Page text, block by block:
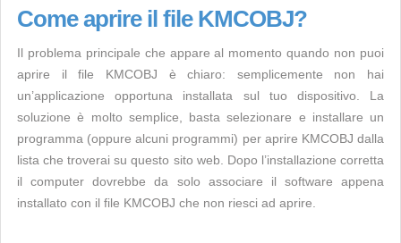
Come aprire il file KMCOBJ?
Il problema principale che appare al momento quando non puoi
aprire il file KMCOBJ è chiaro: semplicemente non hai
un’applicazione opportuna installata sul tuo dispositivo. La
soluzione è molto semplice, basta selezionare e installare un
programma (oppure alcuni programmi) per aprire KMCOBJ dalla
lista che troverai su questo sito web. Dopo l’installazione corretta
il computer dovrebbe da solo associare il software appena
installato con il file KMCOBJ che non riesci ad aprire.